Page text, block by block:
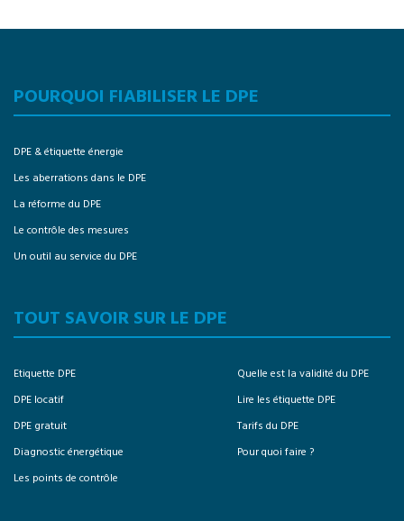
POURQUOI FIABILISER LE DPE
DPE & étiquette énergie
Les aberrations dans le DPE
La réforme du DPE
Le contrôle des mesures
Un outil au service du DPE
TOUT SAVOIR SUR LE DPE
Etiquette DPE
DPE locatif
DPE gratuit
Diagnostic énergétique
Les points de contrôle
Quelle est la validité du DPE
Lire les étiquette DPE
Tarifs du DPE
Pour quoi faire ?